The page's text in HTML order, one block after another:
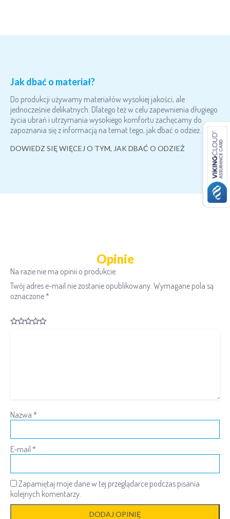
Jak dbać o materiał?
Do produkcji używamy materiałów wysokiej jakości, ale
jednocześnie delikatnych. Dlatego też w celu zapewnienia długiego
życia ubrań i utrzymania wysokiego komfortu zachęcamy do
zapoznania się z informacją na temat tego, jak dbać o odzież.
DOWIEDZ SIĘ WIĘCEJ O TYM, JAK DBAĆ O ODZIEŻ
Opinie
Na razie nie ma opinii o produkcie.
Twój adres e-mail nie zostanie opublikowany. Wymagane pola są
oznaczone*
Nazwa *
E-mail *
Zapamiętaj moje dane w tej przeglądarce podczas pisania
kolejnych komentarzy.